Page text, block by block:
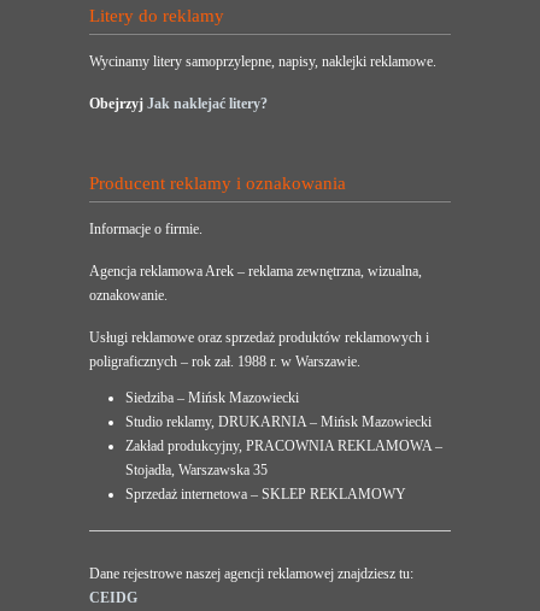
Litery do reklamy
Wycinamy litery samoprzylepne, napisy, naklejki reklamowe.
Obejrzyj Jak naklejać litery?
Producent reklamy i oznakowania
Informacje o firmie.
Agencja reklamowa Arek – reklama zewnętrzna, wizualna,
oznakowanie.
Usługi reklamowe oraz sprzedaż produktów reklamowych i
poligraficznych – rok zał. 1988 r. w Warszawie.
Siedziba – Mińsk Mazowiecki
Studio reklamy, DRUKARNIA – Mińsk Mazowiecki
Zakład produkcyjny, PRACOWNIA REKLAMOWA –
Stojadła, Warszawska 35
Sprzedaż internetowa – SKLEP REKLAMOWY
Dane rejestrowe naszej agencji reklamowej znajdziesz tu:
CEIDG